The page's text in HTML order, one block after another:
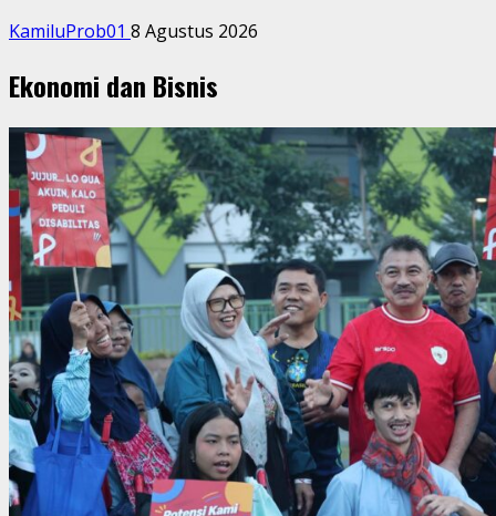
KamiluProb01 8 Agustus 2026
Ekonomi dan Bisnis